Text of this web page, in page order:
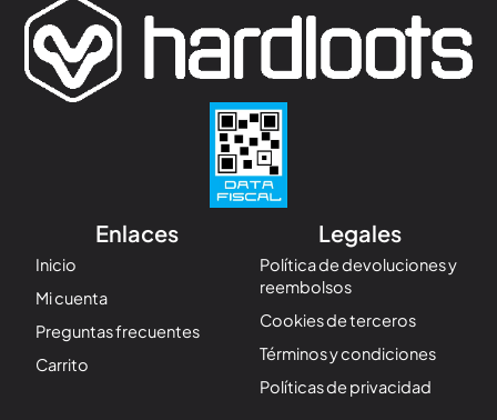
Enlaces
Inicio
Mi cuenta
Preguntas frecuentes
Carrito
Legales
Política de devoluciones y
reembolsos
Cookies de terceros
Términos y condiciones
Políticas de privacidad